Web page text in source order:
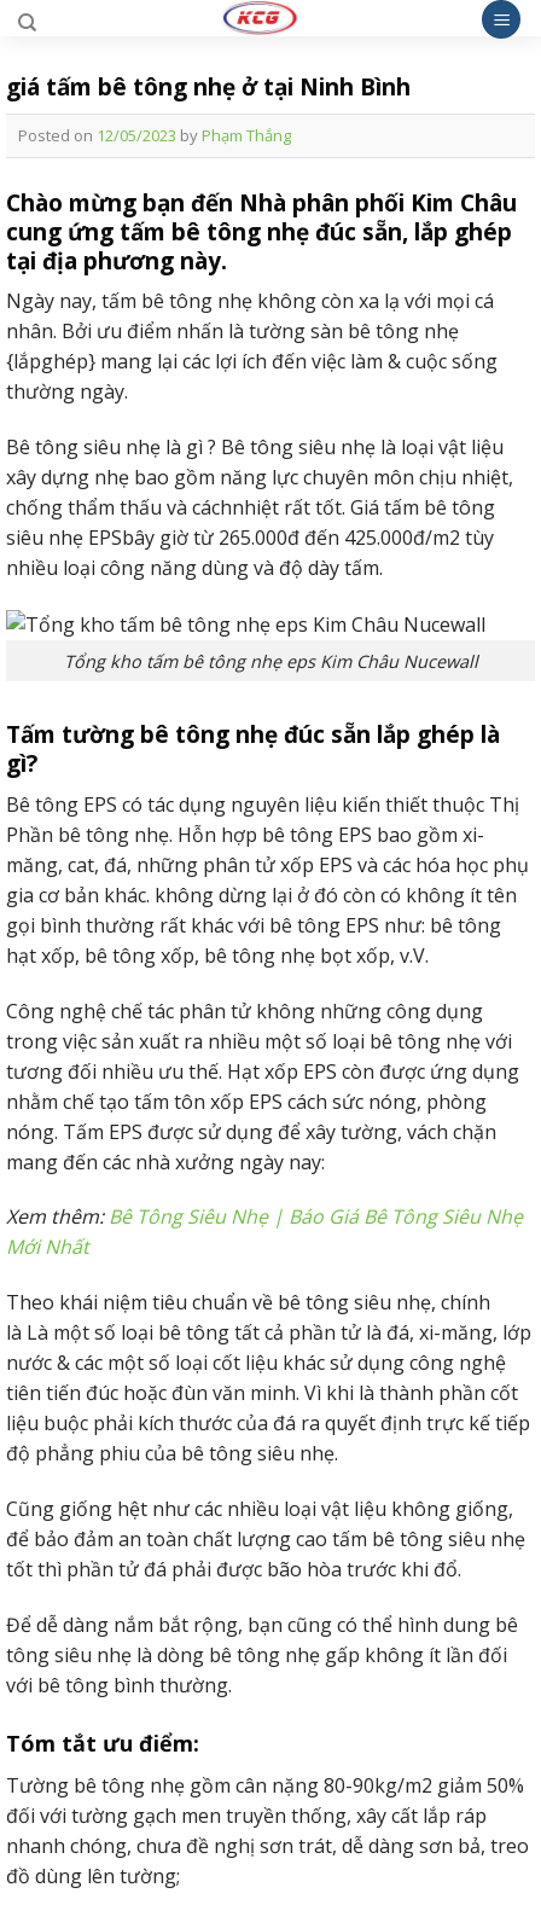
Skip
content
giá tấm bê tông nhẹ ở tại Ninh Bình
Posted on 12/05/2023 byPhạm Thắng
Chào mừng bạn đến Nhà phân phối Kim Châu
cung ứng tấm bê tông nhẹ đúc sẵn, lắp ghép
tại địa phương này.
Ngày nay, tấm bê tông nhẹ không còn xa lạ với mọi cá
nhân. Bởi ưu điểm nhấn là tường sàn bê tông nhẹ
{lắpghép} mang lại các lợi ích đến việc làm & cuộc sống
thường ngày.
Bê tông siêu nhẹ là gì ? Bê tông siêu nhẹ là loại vật liệu
xây dựng nhẹ bao gồm năng lực chuyên môn chịu nhiệt,
chống thẩm thấu và cáchnhiệt rất tốt. Giá tấm bê tông
siêu nhẹ EPSbây giờ từ 265.000đ đến 425.000đ/m2 tùy
nhiều loại công năng dùng và độ dày tấm.
Tổng kho tấm bê tông nhẹ eps Kim Châu Nucewall
Tấm tường bê tông nhẹ đúc sẵn lắp ghép là
gì?
Bê tông EPS có tác dụng nguyên liệu kiến thiết thuộc Thị
Phần bê tông nhẹ. Hỗn hợp bê tông EPS bao gồm xi-
măng, cat, đá, những phân tử xốp EPS và các hóa học phụ
gia cơ bản khác. không dừng lại ở đó còn có không ít tên
gọi bình thường rất khác với bê tông EPS như: bê tông
hạt xốp, bê tông xốp, bê tông nhẹ bọt xốp, v.V.
Công nghệ chế tác phân tử không những công dụng
trong việc sản xuất ra nhiều một số loại bê tông nhẹ với
tương đối nhiều ưu thế. Hạt xốp EPS còn được ứng dụng
nhằm chế tạo tấm tôn xốp EPS cách sức nóng, phòng
nóng. Tấm EPS được sử dụng để xây tường, vách chặn
mang đến các nhà xưởng ngày nay:
Xem thêm:Bê Tông Siêu Nhẹ | Báo Giá Bê Tông Siêu Nhẹ
Mới Nhất
Theo khái niệm tiêu chuẩn về bê tông siêu nhẹ, chính
là Là một số loại bê tông tất cả phần tử là đá, xi-măng, lớp
nước & các một số loại cốt liệu khác sử dụng công nghệ
tiên tiến đúc hoặc đùn văn minh. Vì khi là thành phần cốt
liệu buộc phải kích thước của đá ra quyết định trực kế tiếp
độ phẳng phiu của bê tông siêu nhẹ.
Cũng giống hệt như các nhiều loại vật liệu không giống,
để bảo đảm an toàn chất lượng cao tấm bê tông siêu nhẹ
tốt thì phần tử đá phải được bão hòa trước khi đổ.
Để dễ dàng nắm bắt rộng, bạn cũng có thể hình dung bê
tông siêu nhẹ là dòng bê tông nhẹ gấp không ít lần đối
với bê tông bình thường.
Tóm tắt ưu điểm:
Tường bê tông nhẹ gồm cân nặng 80-90kg/m2 giảm 50%
đối với tường gạch men truyền thống, xây cất lắp ráp
nhanh chóng, chưa đề nghị sơn trát, dễ dàng sơn bả, treo
đồ dùng lên tường;